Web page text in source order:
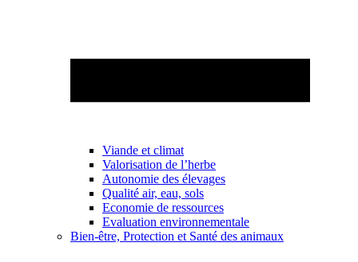
Viande et climat
Valorisation de l’herbe
Autonomie des élevages
Qualité air, eau, sols
Economie de ressources
Evaluation environnementale
Bien-être, Protection et Santé des animaux